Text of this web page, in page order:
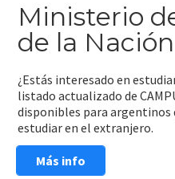
Ministerio
de la Nación
¿Estás interesado en
listado actualizado de
disponibles para argentinos
estudiar en el extranjero.
Más info